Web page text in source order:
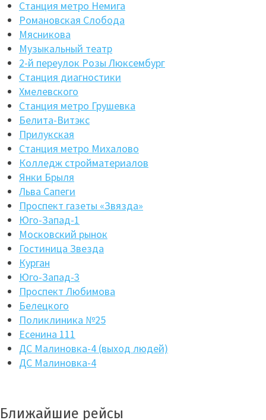
Станция метро Немига
Романовская Слобода
Мясникова
Музыкальный театр
2-й переулок Розы Люксембург
Станция диагностики
Хмелевского
Станция метро Грушевка
Белита-Витэкс
Прилукская
Станция метро Михалово
Колледж стройматериалов
Янки Брыля
Льва Сапеги
Проспект газеты «Звязда»
Юго-Запад-1
Московский рынок
Гостиница Звезда
Курган
Юго-Запад-3
Проспект Любимова
Белецкого
Поликлиника №25
Есенина 111
ДС Малиновка-4 (выход людей)
ДС Малиновка-4
Ближайшие рейсы